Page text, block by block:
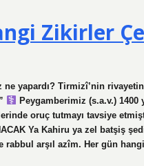
Zikirler
yapardı? Tirmizî’nin
Peygamberimiz (s.a.v.) 1400
oruç tutmayı tavsiye
Ya Kahiru ya zel batşiş
rabbul arşıl azîm. Her gün